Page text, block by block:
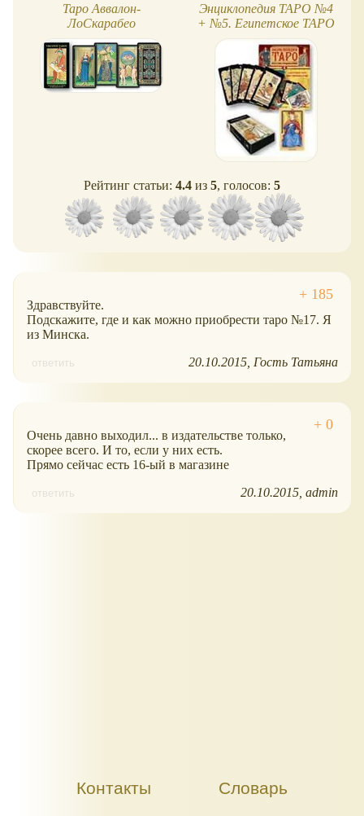
Таро Аввалон-
ЛоСкарабео
Энциклопедия ТАРО №4
+ №5. Египетское ТАРО
Рейтинг статьи: 4.4 из 5, голосов: 5
Здравствуйте.
Подскажите, где и как можно приобрести таро №17. Я
из Минска.
ответить 20.10.2015 Гость Татьяна
Очень давно выходил... в издательстве только,
скорее всего. И то, если у них есть.
Прямо сейчас есть 16-ый в магазине
ответить 20.10.2015 admin
Контакты Словарь